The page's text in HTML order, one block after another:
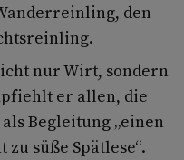
den
nur Wirt, sondern
er allen, die
Begleitung „einen
süße Spätlese“.